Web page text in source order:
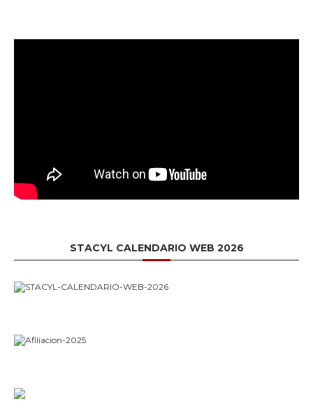
STACYL CALENDARIO WEB 2026